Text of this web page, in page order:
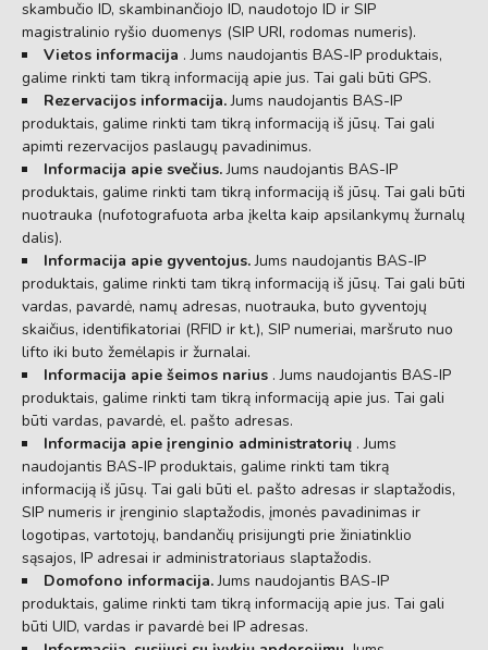
skambučio ID, skambinančiojo ID, naudotojo ID ir SIP
magistralinio ryšio duomenys (SIP URI, rodomas numeris).
Vietos informacija . Jums naudojantis BAS-IP produktais,
galime rinkti tam tikrą informaciją apie jus. Tai gali būti GPS.
Rezervacijos informacija.Jums naudojantis BAS-IP
produktais, galime rinkti tam tikrą informaciją iš jūsų. Tai gali
apimti rezervacijos paslaugų pavadinimus.
Informacija apie svečius.Jums naudojantis BAS-IP
produktais, galime rinkti tam tikrą informaciją iš jūsų. Tai gali būti
nuotrauka (nufotografuota arba įkelta kaip apsilankymų žurnalų
dalis).
Informacija apie gyventojus.Jums naudojantis BAS-IP
produktais, galime rinkti tam tikrą informaciją iš jūsų. Tai gali būti
vardas, pavardė, namų adresas, nuotrauka, buto gyventojų
skaičius, identifikatoriai (RFID ir kt.), SIP numeriai, maršruto nuo
lifto iki buto žemėlapis ir žurnalai.
Informacija apie šeimos narius . Jums naudojantis BAS-IP
produktais, galime rinkti tam tikrą informaciją apie jus. Tai gali
būti vardas, pavardė, el. pašto adresas.
Informacija apie įrenginio administratorių . Jums
naudojantis BAS-IP produktais, galime rinkti tam tikrą
informaciją iš jūsų. Tai gali būti el. pašto adresas ir slaptažodis,
SIP numeris ir įrenginio slaptažodis, įmonės pavadinimas ir
logotipas, vartotojų, bandančių prisijungti prie žiniatinklio
sąsajos, IP adresai ir administratoriaus slaptažodis.
Domofono informacija.Jums naudojantis BAS-IP
produktais, galime rinkti tam tikrą informaciją apie jus. Tai gali
būti UID, vardas ir pavardė bei IP adresas.